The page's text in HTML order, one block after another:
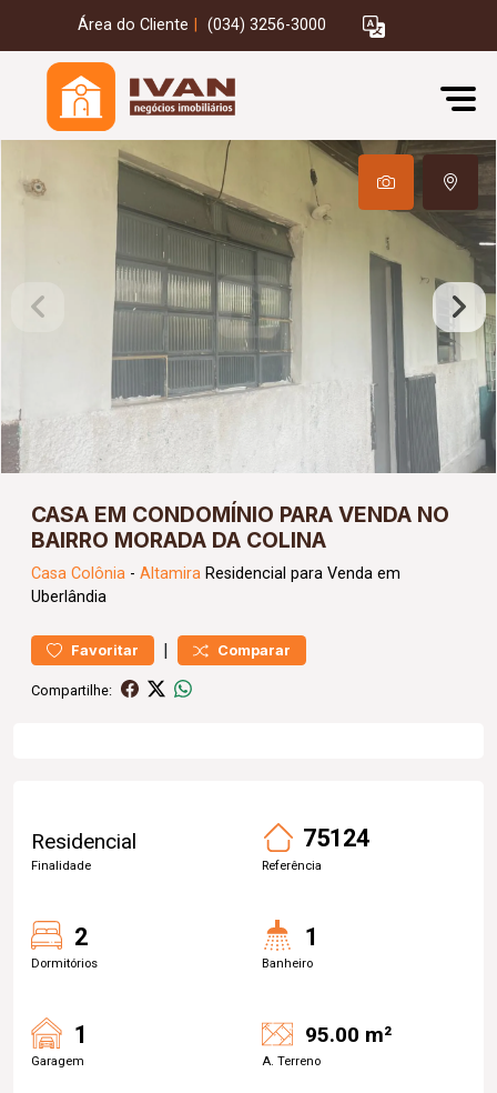
Área do Cliente (034) 3256-3000
CASA EM CONDOMÍNIO PARA VENDA NO
BAIRRO MORADA DA COLINA
Casa Colônia - Altamira Residencial para Venda em
Uberlândia
Favoritar | Comparar
Compartilhe:
Residencial
Finalidade
75124
Referência
2
Dormitórios
1
Banheiro
1
Garagem
95.00 m²
A. Terreno